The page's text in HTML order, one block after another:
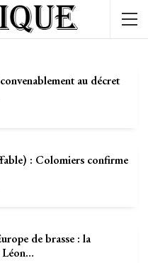
au décret
: Colomiers confirme
de brasse : la
Léon…